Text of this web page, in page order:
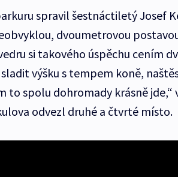
spravil šestnáctiletý Josef
dvoumetrovou
si takového úspěchu cením
výšku s tempem koně,
to spolu dohromady krásně jde,“
odvezl druhé a čtvrté místo.